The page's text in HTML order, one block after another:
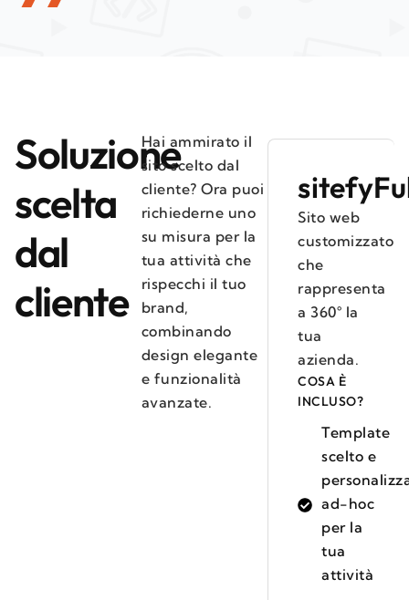
Soluzione
scelta
dal
cliente
Hai ammirato il
sito scelto dal
cliente? Ora puoi
richiederne uno
su misura per la
tua attività che
rispecchi il tuo
brand,
combinando
design elegante
e funzionalità
avanzate.
Sito web
customizzato
che
rappresenta
a 360° la
tua
azienda.
COSA È
INCLUSO?
Template
scelto e
ad-hoc
per la
tua
attività